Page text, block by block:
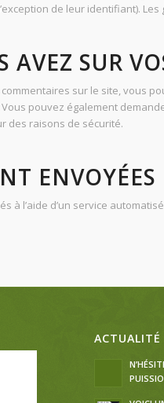
de leur identifiant).
AVEZ SUR
sur le site, vous
pouvez également
des raisons de sécurité.
ENVOYÉES
à l’aide d’un service
ACTUALITÉ